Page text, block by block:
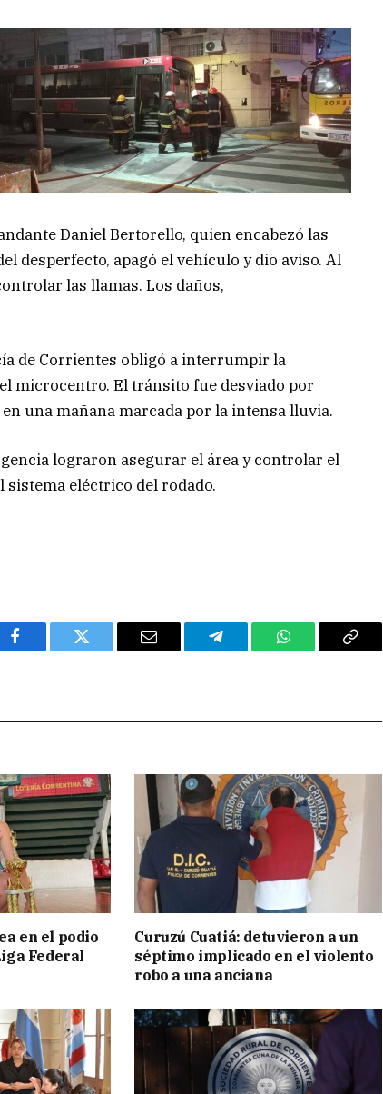
Daniel Bertorello, quien encabezó las
desperfecto, apagó el vehículo y dio aviso. Al
las llamas. Los daños,
de Corrientes obligó a interrumpir la
microcentro. El tránsito fue desviado por
una mañana marcada por la intensa lluvia.
lograron asegurar el área y controlar el
eléctrico del rodado.
Facebook Twitter Email Telegram WhatsAppCopy
en el podio
Federal
Curuzú Cuatiá: detuvieron a un
séptimo implicado en el violento
robo a una anciana